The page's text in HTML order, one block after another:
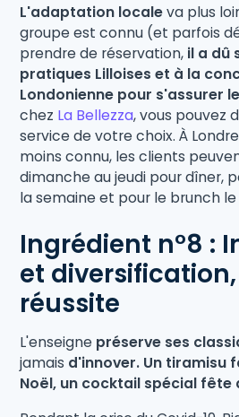
L'adaptation localeva plus
groupe est connu (et parfois
prendre de réservation, il a dû
pratiques Lilloises et à la
Londonienne pour s'assurer
chez La Bellezza, vous pouvez
service de votre choix. À
moins connu, les clients
dimanche au jeudi pour dîner,
la semaine et pour le brunch
Ingrédient n°8 :
et
réussite
L'enseigne préserve ses
jamais d'innover. Un tiramisu
Noël, un cocktail spécial fête